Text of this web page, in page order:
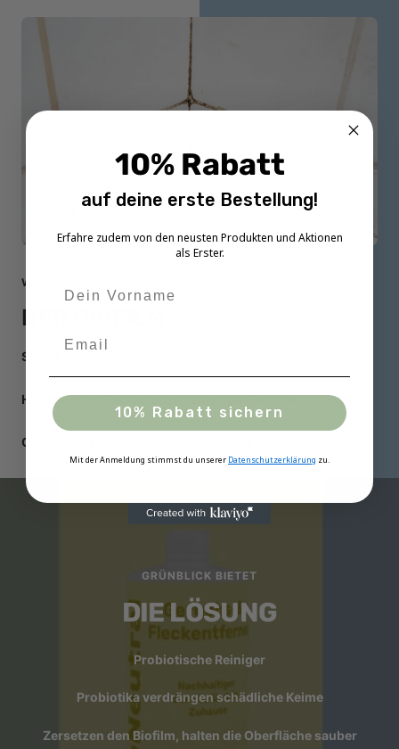
WAS IST DAS?
DER BIOFILM
Schicht aus Mikroorganismen
Hinterlassen Flecken oder schlechte Gerüche
Oft wird nur die Oberfläche bearbeitet
GRÜNBLICK BIETET
DIE LÖSUNG
Probiotische Reiniger
Probiotika verdrängen schädliche Keime
Zersetzen den Biofilm, halten die Oberfläche sauber
10% Rabatt
auf deine erste Bestellung!
Erfahre zudem von den neusten Produkten und Aktionen
als Erster.
10% Rabatt sichern
Mit der Anmeldung stimmst du unserer Datenschutzerklärung zu.